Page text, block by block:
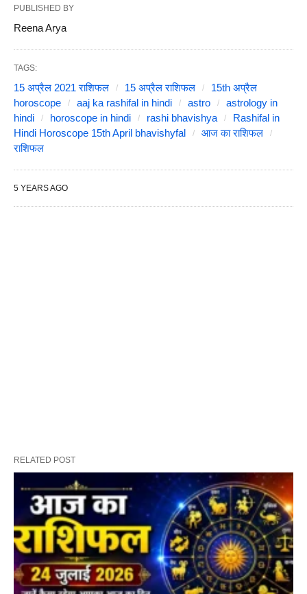
PUBLISHED BY
Reena Arya
TAGS:
15 अप्रैल 2021 राशिफल 15 अप्रैल राशिफल
15th अप्रैल
horoscope
aaj ka rashifal in hindi astro
astrology in
hindi
horoscope in hindi rashi bhavishya
Rashifal in
Hindi Horoscope 15th April bhavishyfal
आज का राशिफल
राशिफल
5 YEARS AGO
RELATED POST